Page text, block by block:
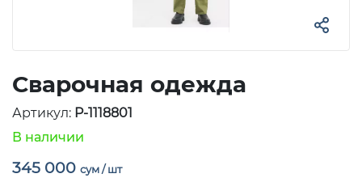
Сварочная одежда
Артикул: P-1118801
В наличии
345 000 сум / шт